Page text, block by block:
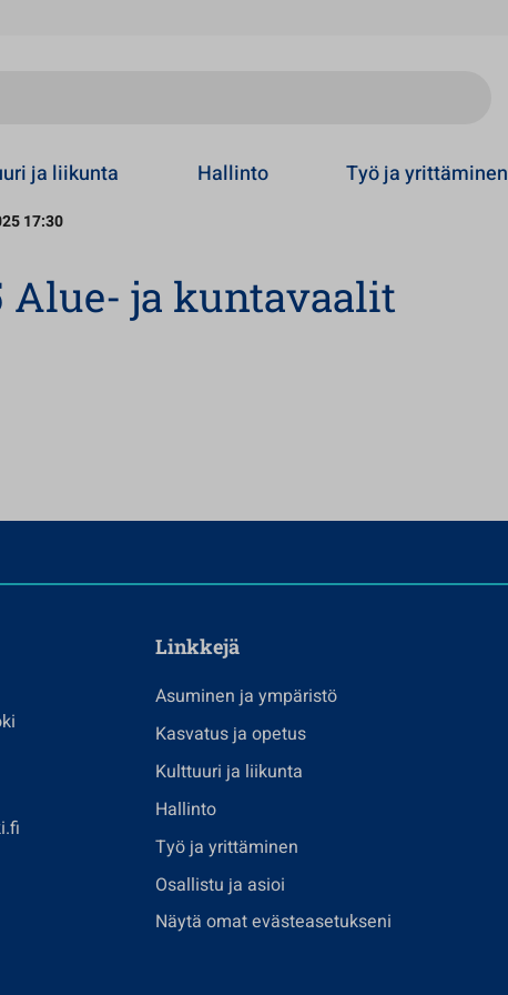
ja liikunta Hallinto Työ ja yrittäminen
17:30
Alue- ja kuntavaalit
Linkkejä
Asuminen ja ympäristö
Kasvatus ja opetus
Kulttuuri ja liikunta
Hallinto
Työ ja yrittäminen
Osallistu ja asioi
Näytä omat evästeasetukseni